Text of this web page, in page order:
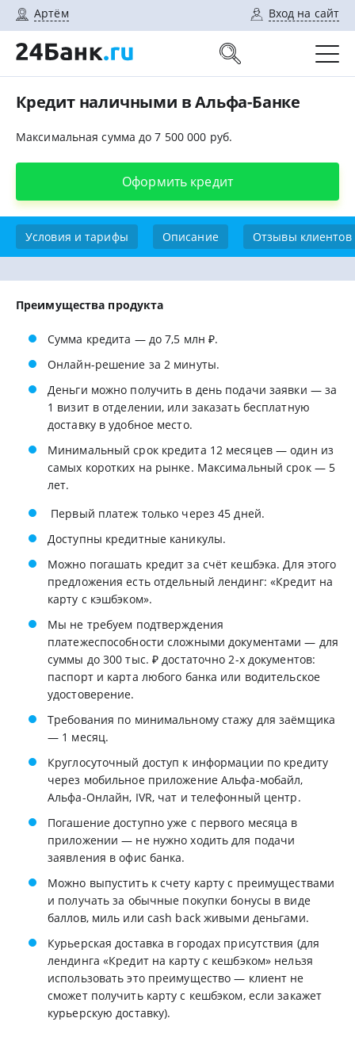
Артём Вход на сайт
Кредит наличными в Альфа-Банке
Максимальная сумма до 7 500 000 руб.
Оформить кредит
Условия и тарифы Описание Отзывы клиентов
Преимущества продукта
Сумма кредита — до 7,5 млн ₽.
Онлайн-решение за 2 минуты.
Деньги можно получить в день подачи заявки — за
1 визит в отделении, или заказать бесплатную
доставку в удобное место.
Минимальный срок кредита 12 месяцев — один из
самых коротких на рынке. Максимальный срок — 5
лет.
Первый платеж только через 45 дней.
Доступны кредитные каникулы.
Можно погашать кредит за счёт кешбэка. Для этого
предложения есть отдельный лендинг: «Кредит на
карту с кэшбэком».
Мы не требуем подтверждения
платежеспособности сложными документами — для
суммы до 300 тыс. ₽ достаточно 2-х документов:
паспорт и карта любого банка или водительское
удостоверение.
Требования по минимальному стажу для заёмщика
— 1 месяц.
Круглосуточный доступ к информации по кредиту
через мобильное приложение Альфа-мобайл,
Альфа-Онлайн, IVR, чат и телефонный центр.
Погашение доступно уже с первого месяца в
приложении — не нужно ходить для подачи
заявления в офис банка.
Можно выпустить к счету карту с преимуществами
и получать за обычные покупки бонусы в виде
баллов, миль или cash back живыми деньгами.
Курьерская доставка в городах присутствия (для
лендинга «Кредит на карту с кешбэком» нельзя
использовать это преимущество — клиент не
сможет получить карту с кешбэком, если закажет
курьерскую доставку).